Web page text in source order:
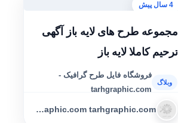
4 سال پیش
مجموعه طرح های لایه باز آگهی
ترحیم کاملا لایه باز
فروشگاه فایل طرح گرافیک -
tarhgraphic.com
tarhgraphic.com tarhgraphic.com